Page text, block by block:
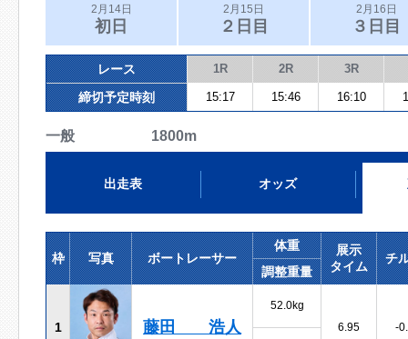
2月14日
初日
2月15日
２日目
2月16日
３日目
レース 1R 2R 3R
締切予定時刻 15:17 15:46 16:10
一般 1800m
出走表 オッズ
枠 写真 ボートレーサー
体重
展示
タイム
チ
調整重量
1 藤田 浩人
52.0kg
6.95
-